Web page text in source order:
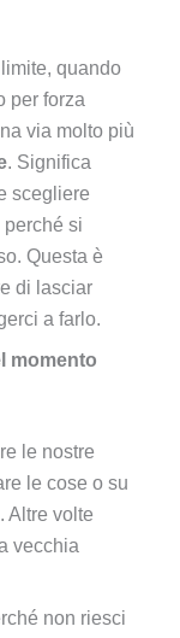
quando
per forza
via molto più
. Significa
scegliere
si
Questa è
di lasciar
a farlo.
momento
le nostre
le cose o su
Altre volte
vecchia
non riesci